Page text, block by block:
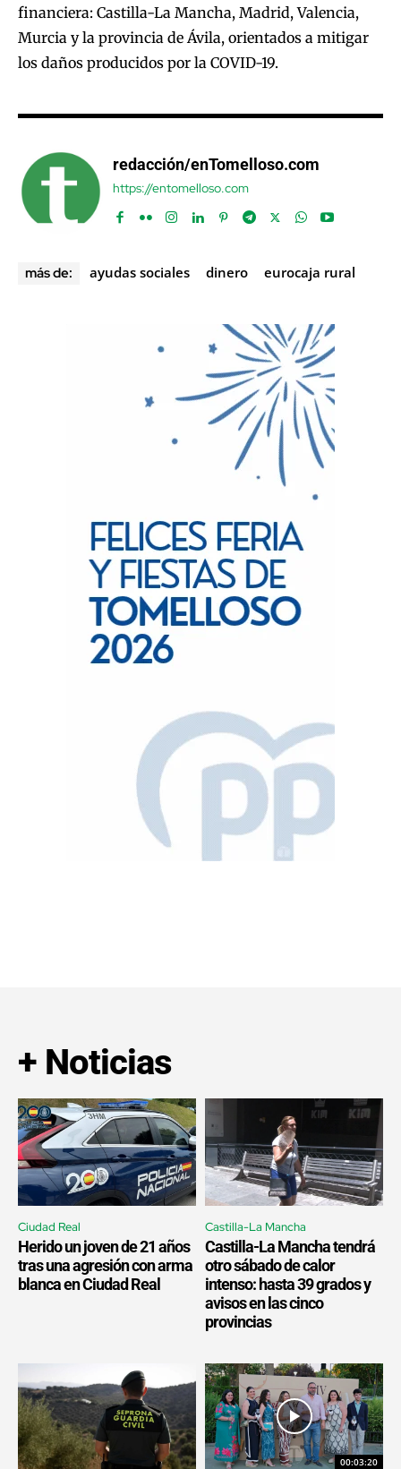
financiera: Castilla-La Mancha, Madrid, Valencia,
Murcia y la provincia de Ávila, orientados a mitigar
los daños producidos por la COVID-19.
redacción/enTomelloso.com
https://entomelloso.com
más de: ayudas sociales dinero eurocaja rural
+ Noticias
Ciudad Real
Herido un joven de 21 años
tras una agresión con arma
blanca en Ciudad Real
Castilla-La Mancha
Castilla-La Mancha tendrá
otro sábado de calor
intenso: hasta 39 grados y
avisos en las cinco
provincias
00:03:20